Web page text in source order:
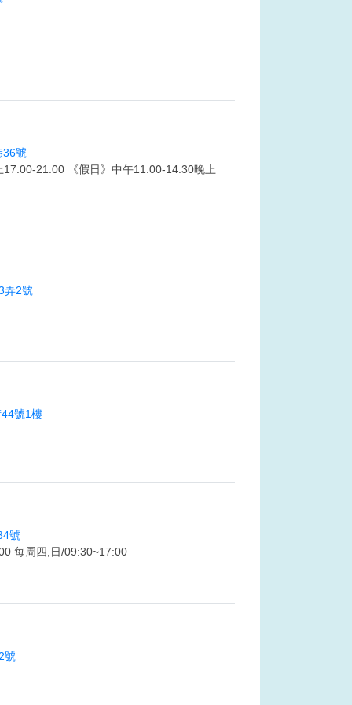
36號
17:00-21:00 《假日》中午11:00-14:30晚上
弄2號
號1樓
號
每周四,日/09:30~17:00
號